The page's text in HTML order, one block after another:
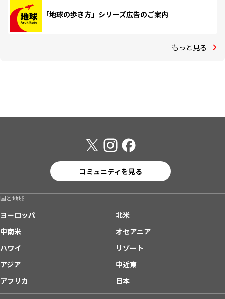
「地球の歩き方」シリーズ広告のご案内
もっと見る
コミュニティを見る
国と地域
ヨーロッパ
北米
中南米
オセアニア
ハワイ
リゾート
アジア
中近東
アフリカ
日本